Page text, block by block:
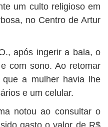
um culto religioso em
no Centro de Artur
após ingerir a bala, o
com sono. Ao retomar
a mulher havia lhe
e um celular.
notou ao consultar o
gasto o valor de R$